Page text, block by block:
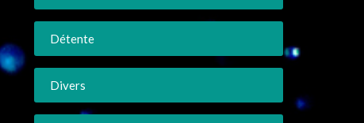
Détente
Divers